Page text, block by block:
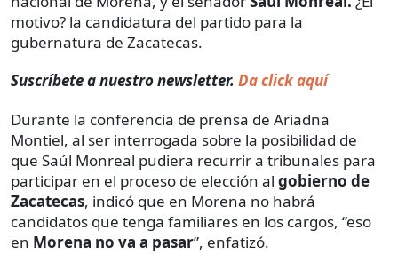
motivo? la candidatura del partido para la
gubernatura de Zacatecas.
Suscríbete a nuestro newsletter. Da click aquí
Durante la conferencia de prensa de Ariadna
Montiel, al ser interrogada sobre la posibilidad de
que Saúl Monreal pudiera recurrir a tribunales para
participar en el proceso de elección al gobierno de
Zacatecas, indicó que en Morena no habrá
candidatos que tenga familiares en los cargos, “eso
en Morena no va a pasar”, enfatizó.